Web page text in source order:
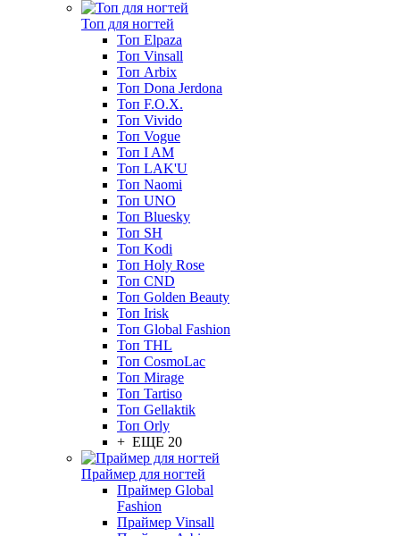
Топ для ногтей
Топ Elpaza
Топ Vinsall
Топ Arbix
Топ Dona Jerdona
Топ F.O.X.
Топ Vivido
Топ Vogue
Топ I AM
Топ LAK'U
Топ Naomi
Топ UNO
Топ Bluesky
Топ SH
Топ Kodi
Топ Holy Rose
Топ CND
Топ Golden Beauty
Топ Irisk
Топ Global Fashion
Топ THL
Топ CosmoLac
Топ Mirage
Топ Tartiso
Топ Gellaktik
Топ Orly
+ ЕЩЕ 20
Праймер для ногтей
Праймер Global
Fashion
Праймер Vinsall